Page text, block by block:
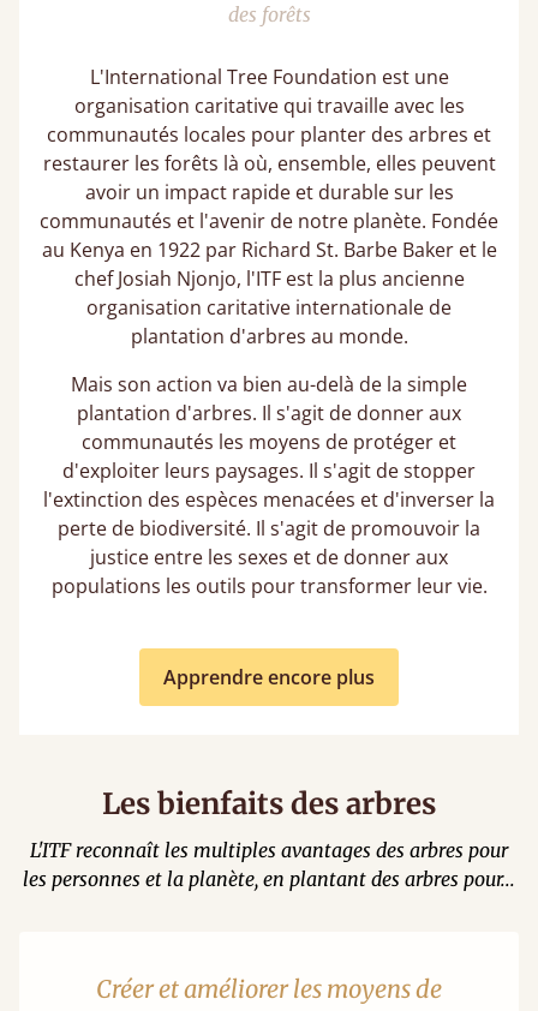
des forêts
L'International Tree Foundation est une
organisation caritative qui travaille avec les
communautés locales pour planter des arbres et
restaurer les forêts là où, ensemble, elles peuvent
avoir un impact rapide et durable sur les
communautés et l'avenir de notre planète. Fondée
au Kenya en 1922 par Richard St. Barbe Baker et le
chef Josiah Njonjo, l'ITF est la plus ancienne
organisation caritative internationale de
plantation d'arbres au monde.
Mais son action va bien au-delà de la simple
plantation d'arbres. Il s'agit de donner aux
communautés les moyens de protéger et
d'exploiter leurs paysages. Il s'agit de stopper
l'extinction des espèces menacées et d'inverser la
perte de biodiversité. Il s'agit de promouvoir la
justice entre les sexes et de donner aux
populations les outils pour transformer leur vie.
Apprendre encore plus
Les bienfaits des arbres
L'ITF reconnaît les multiples avantages des arbres pour
les personnes et la planète, en plantant des arbres pour...
Créer et améliorer les moyens de